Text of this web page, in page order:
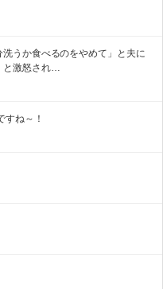
うか食べるのをやめて」と夫に
と激怒され…
すね～！